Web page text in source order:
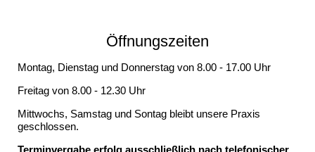
Öffnungszeiten
Montag, Dienstag und Donnerstag von 8.00 - 17.00 Uhr
Freitag von 8.00 - 12.30 Uhr
Mittwochs, Samstag und Sontag bleibt unsere Praxis
geschlossen.
Terminvergabe erfolg ausschließlich nach telefonischer